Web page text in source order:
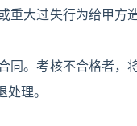
重大过失行为给甲方
同。考核不合格者，
理。